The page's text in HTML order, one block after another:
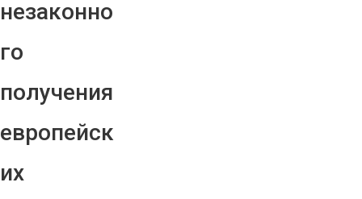
незаконно
го
получения
европейск
их